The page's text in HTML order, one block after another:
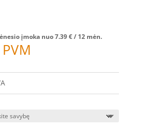
įmoka nuo7.39€/ 12 mėn.